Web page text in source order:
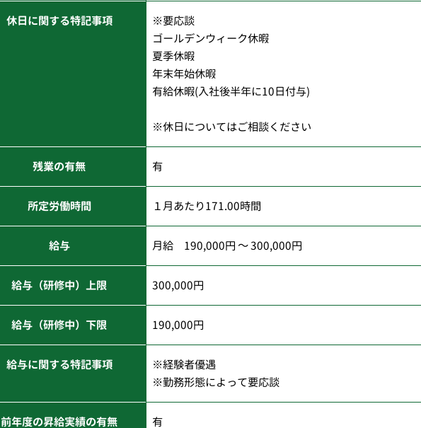
休日に関する特記事項
※要応談
ゴールデンウィーク休暇
夏季休暇
年末年始休暇
有給休暇(入社後半年に10日付与)
※休日についてはご相談ください
残業の有無 有
所定労働時間 １月あたり171.00時間
給与 月給 190,000円 ～ 300,000円
給与（研修中）上限 300,000円
給与（研修中）下限 190,000円
給与に関する特記事項
※経験者優遇
※勤務形態によって要応談
前年度の昇給実績の有無 有